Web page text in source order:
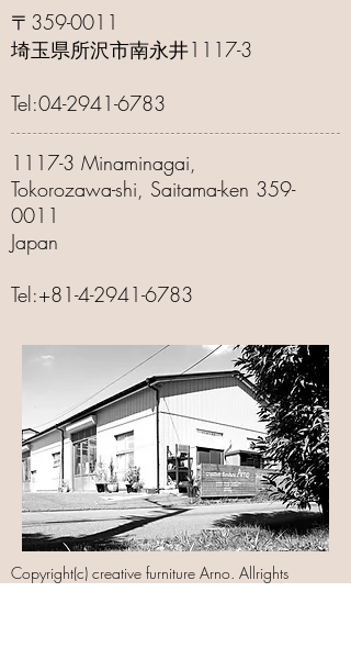
​〒359-0011
埼玉県所沢市南永井1117-3
Tel:04-2941-6783
1117-3 Minaminagai,
Tokorozawa-shi, Saitama-ken 359-
0011
Japan
Tel:+81-4-2941-6783
Copyright(c) creative furniture Arno. Allrights